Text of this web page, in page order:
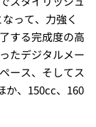
って、力強く
する完成度の高
たデジタルメー
ース、そしてス
か、150cc、160